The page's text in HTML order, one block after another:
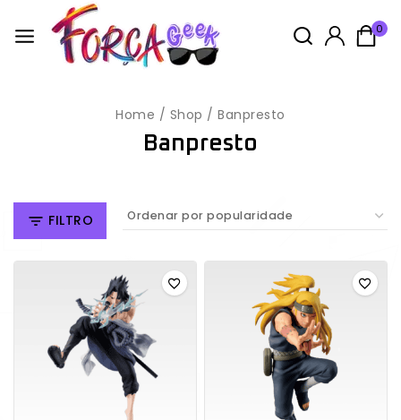
0
Home / Shop / Banpresto
Banpresto
FILTRO